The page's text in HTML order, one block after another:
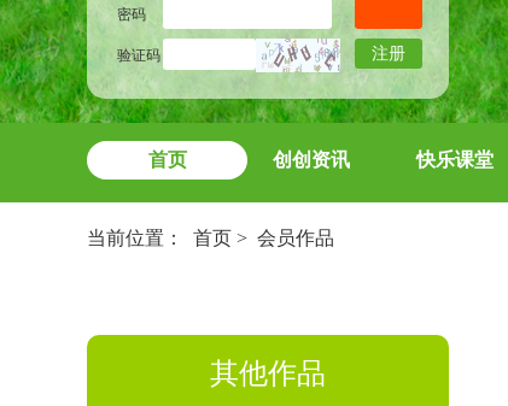
密码
验证码 注册
首页 创创资讯 快乐课堂
当前位置： 首页 > 会员作品
其他作品